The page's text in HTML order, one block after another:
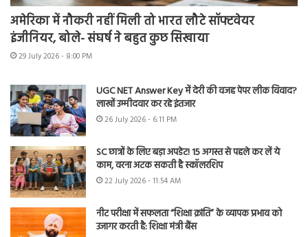
अमेरिका में नौकरी नहीं मिली तो भारत लौटे सॉफ्टवेयर
इंजीनियर, बोले- संघर्ष ने बहुत कुछ सिखाया
29 July 2026 - 8:00 PM
UGC NET Answer Key में देरी की वजह पेपर लीक विवाद?
लाखों उम्मीदवार कर रहे इंतजार
26 July 2026 - 6:11 PM
SC छात्रों के लिए बड़ा अपडेट! 15 अगस्त से पहले कर लें ये
काम, वरना अटक सकती है स्कॉलरशिप
22 July 2026 - 11:54 AM
नीट परीक्षा में सफलता “शिक्षा क्रांति” के व्यापक प्रभाव को
उजागर करती है: शिक्षा मंत्री बैंस